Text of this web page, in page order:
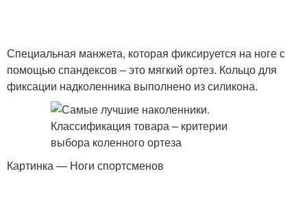
Специальная манжета, которая фиксируется на ноге с
помощью спандексов – это мягкий ортез. Кольцо для
фиксации надколенника выполнено из силикона.
Картинка — Ноги спортсменов